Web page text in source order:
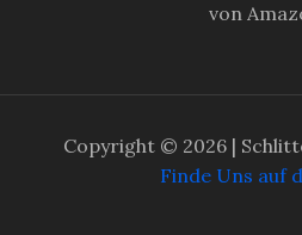
von
Copyright © 2026 |
Finde Uns auf